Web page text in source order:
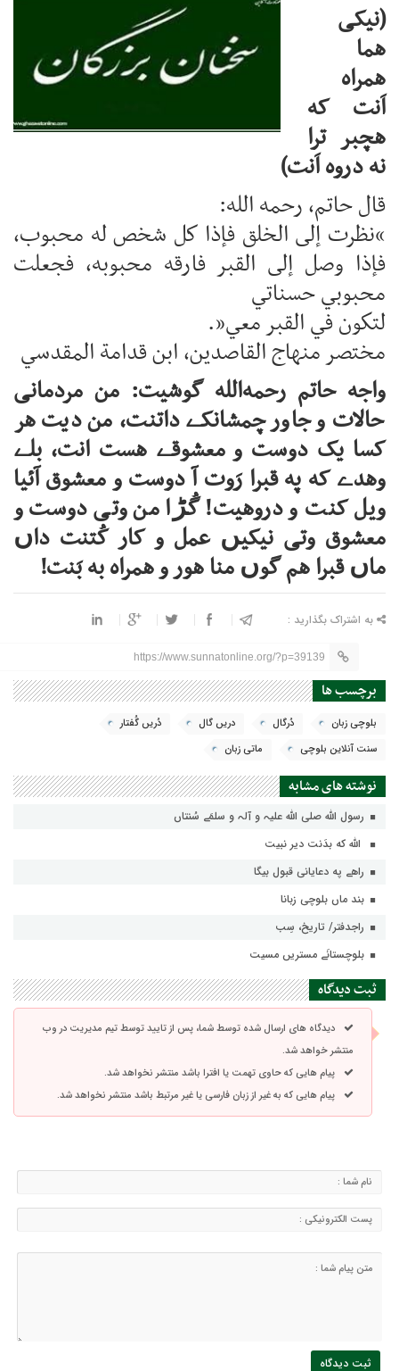
(نیکی
هما
همراه
اَنت که
هچبر ترا
نه دروه اَنت)
قال حاتم، رحمه الله:
“نظرت إلى الخلق فإذا كل شخص له محبوب،
فإذا وصل إلى القبر فارقه محبوبه، فجعلت
محبوبي حسناتي
لتكون في القبر معي”.
مختصر منهاج القاصدين، ابن قدامة المقدسي
واجه حاتم رحمه‌الله گوشیت: من مردمانی
حالات و جاور چمشانکے داتنت، من دیت هر
کسا یک دوست و معشوقے هست انت، بلے
وهدے که په قبرا رَوت آ دوست و معشوق آئیا
ویل کنت و دروهیت! گُڑا من وتی دوست و
معشوق وتی نیکیں عمل و کار کُتنت داں
ماں قبرا هم گوں منا هور و همراه به بَنت!
به اشتراک بگذارید :
https://www.sunnatonline.org/?p=39139
برچسب ها
بلوچی زبان دُرگال دریں گال
دُریں گُفتار
سنت آنلاین بلوچی
ماتی زبان
نوشته های مشابه
رسول اللہ صلی اللہ علیہ و آلہ و سلمَے سُنتاں
الله که بدَنت دیر نبیت
راهے په دعایانی قبول بیگا
بند ماں بلوچی زبانا
راجدفتر/ تاریخ، سِب
بلوچستانَے مستریں مسیت
ثبت دیدگاه
دیدگاه های ارسال شده توسط شما، پس از تایید توسط تیم مدیریت در وب
منتشر خواهد شد.
پیام هایی که حاوی تهمت یا افترا باشد منتشر نخواهد شد.
پیام هایی که به غیر از زبان فارسی یا غیر مرتبط باشد منتشر نخواهد شد.